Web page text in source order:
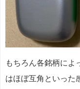
もちろん各銘柄によ
はほぼ互角といった